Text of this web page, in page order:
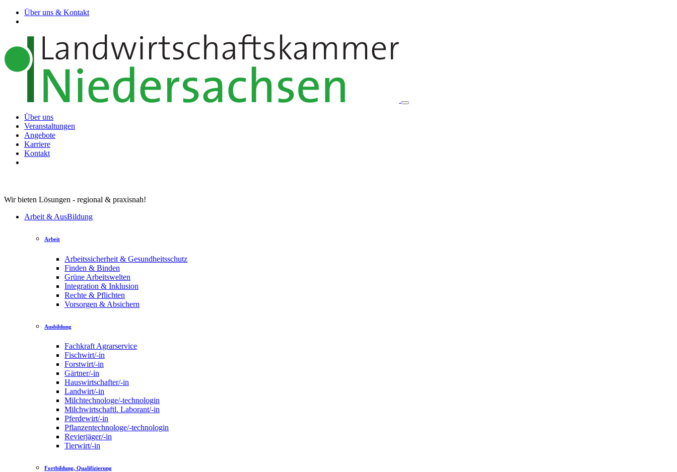
Über uns & Kontakt
Über uns
Veranstaltungen
Angebote
Karriere
Kontakt
Wir bieten Lösungen - regional & praxisnah!
Arbeit & AusBildung
Arbeit
Arbeitssicherheit & Gesundheitsschutz
Finden & Binden
Grüne Arbeitswelten
Integration & Inklusion
Rechte & Pflichten
Vorsorgen & Absichern
Ausbildung
Fachkraft Agrarservice
Fischwirt/-in
Forstwirt/-in
Gärtner/-in
Hauswirtschafter/-in
Landwirt/-in
Milchtechnologe/-technologin
Milchwirtschaftl. Laborant/-in
Pferdewirt/-in
Pflanzentechnologe/-technologin
Revierjäger/-in
Tierwirt/-in
Fortbildung, Qualifizierung